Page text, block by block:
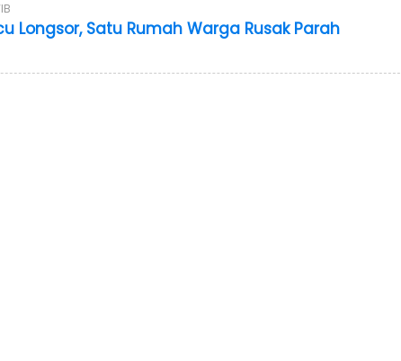
Longsor, Satu Rumah Warga Rusak Parah